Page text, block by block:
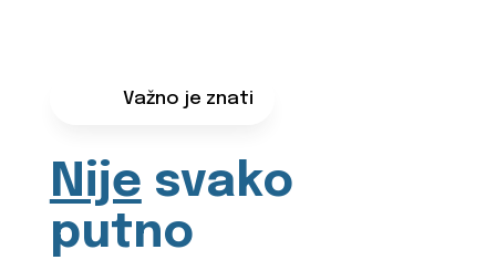
Važno je znati
Nije svako
putno